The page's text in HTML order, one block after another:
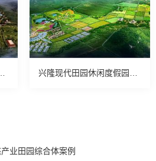
业田园综合体案例